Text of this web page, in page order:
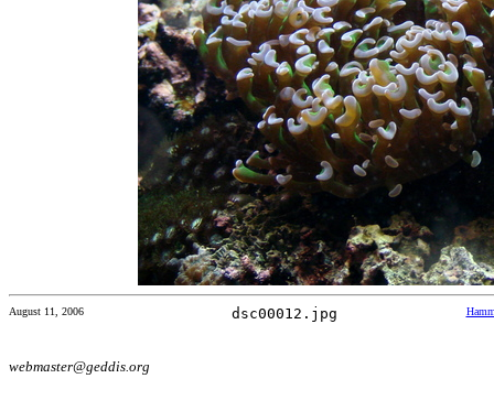
August 11, 2006 dsc00012.jpg
webmaster@geddis.org